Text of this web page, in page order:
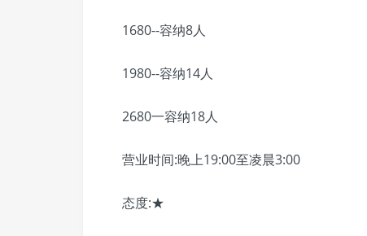
1680--容纳8人
1980--容纳14人
2680一容纳18人
营业时间:晚上19:00至凌晨3:00
态度:★